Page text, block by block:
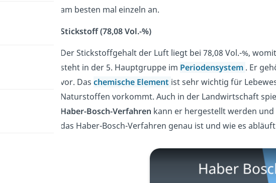
am besten mal einzeln an.
Stickstoff (78,08 Vol.-%)
Der Stickstoffgehalt der Luft liegt bei 78,08 Vol.-%,
steht in der 5. Hauptgruppe im Periodensystem . Er
vor. Das chemische Element ist sehr wichtig für
Naturstoffen vorkommt. Auch in der Landwirtschaft
Haber-Bosch-Verfahren kann er hergestellt werden
das Haber-Bosch-Verfahren genau ist und wie es